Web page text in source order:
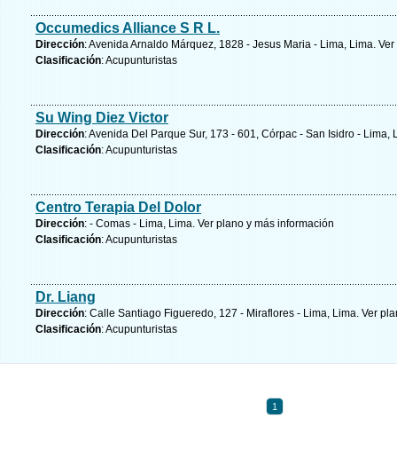
Occumedics Alliance S R L.
Dirección: Avenida Arnaldo Márquez, 1828 - Jesus Maria - Lima, Lima.
Clasificación: Acupunturistas
Su Wing Diez Victor
Dirección: Avenida Del Parque Sur, 173 - 601, Córpac - San Isidro - Lima,
Clasificación: Acupunturistas
Centro Terapia Del Dolor
Dirección: - Comas - Lima, Lima. Ver plano y más información
Clasificación: Acupunturistas
Dr. Liang
Dirección: Calle Santiago Figueredo, 127 - Miraflores - Lima, Lima. Ver
Clasificación: Acupunturistas
1